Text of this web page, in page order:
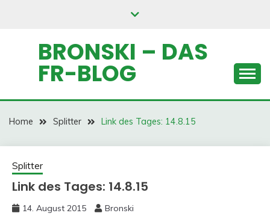
BRONSKI – DAS
FR-BLOG
Home Splitter Link des Tages: 14.8.15
Splitter
Link des Tages: 14.8.15
14. August 2015 Bronski